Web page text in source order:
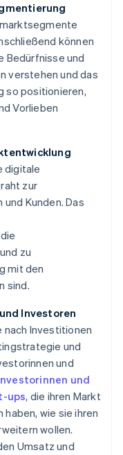
können
Bedürfnisse und
verstehen und das
so positionieren,
Vorlieben
digitale
zur
Kunden. Das
zu
mit den
sind.
Investoren
nach Investitionen
und
und
und
ups, die ihren Markt
haben, wie sie ihren
wollen.
Umsatz und